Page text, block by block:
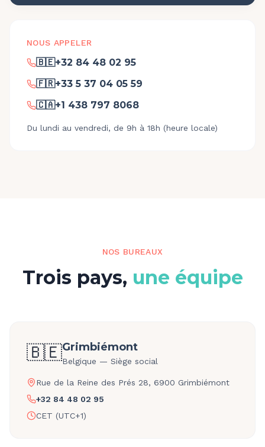
NOUS APPELER
🇧🇪+32 84 48 02 95
🇫🇷+33 5 37 04 05 59
🇨🇦+1 438 797 8068
Du lundi au vendredi, de 9h à 18h (heure locale)
NOS BUREAUX
Trois pays, une équipe
🇧🇪Grimbiémont
Belgique — Siège social
Rue de la Reine des Prés 28, 6900 Grimbiémont
+32 84 48 02 95
CET (UTC+1)